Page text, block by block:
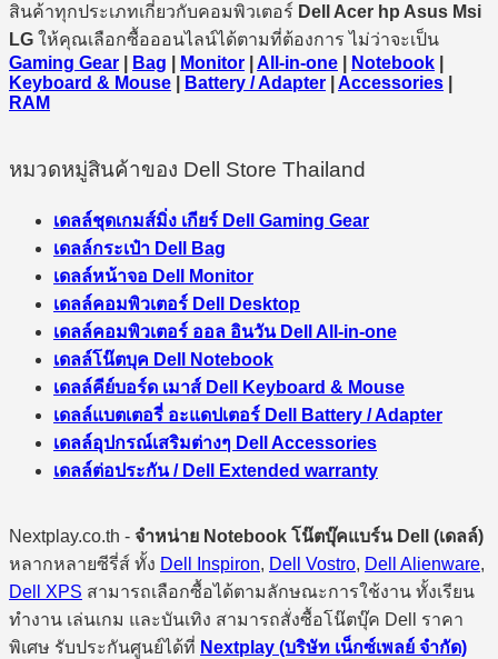
สินค้าทุกประเภทเกี่ยวกับคอมพิวเตอร์ Dell Acer hp Asus Msi
LG ให้คุณเลือกซื้อออนไลน์ได้ตามที่ต้องการ ไม่ว่าจะเป็น
Gaming Gear
Bag Monitor All-in-one Notebook
Keyboard & Mouse
Battery / Adapter Accessories
RAM
หมวดหมู่สินค้าของ Dell Store Thailand
เดลล์ชุดเกมส์มิ่ง เกียร์ Dell Gaming Gear
เดลล์กระเป๋า Dell Bag
เดลล์หน้าจอ Dell Monitor
เดลล์คอมพิวเตอร์ Dell Desktop
เดลล์คอมพิวเตอร์ ออล อินวัน Dell All-in-one
เดลล์โน๊ตบุค Dell Notebook
เดลล์คีย์บอร์ด เมาส์ Dell Keyboard & Mouse
เดลล์แบตเตอรี่ อะแดปเตอร์ Dell Battery / Adapter
เดลล์อุปกรณ์เสริมต่างๆ Dell Accessories
เดลล์ต่อประกัน / Dell Extended warranty
Nextplay.co.th - จำหน่าย Notebook โน๊ตบุ๊คแบร์น Dell (เดลล์)
หลากหลายซีรี่ส์ ทั้ง Dell Inspiron, Dell Vostro, Dell Alienware,
Dell XPS สามารถเลือกซื้อได้ตามลักษณะการใช้งาน ทั้งเรียน
ทำงาน เล่นเกม และบันเทิง สามารถสั่งซื้อโน๊ตบุ๊ค Dell ราคา
พิเศษ รับประกันศูนย์ได้ที่ Nextplay (บริษัท เน็กซ์เพลย์ จำกัด)